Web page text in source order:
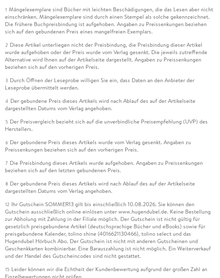
1 Mängelexemplare sind Bücher mit leichten Beschädigungen, die das Lesen aber nicht
einschränken. Mängelexemplare sind durch einen Stempel als solche gekennzeichnet.
Die frühere Buchpreisbindung ist aufgehoben. Angaben zu Preissenkungen beziehen
sich auf den gebundenen Preis eines mangelfreien Exemplars.
2 Diese Artikel unterliegen nicht der Preisbindung, die Preisbindung dieser Artikel
wurde aufgehoben oder der Preis wurde vom Verlag gesenkt. Die jeweils zutreffende
Alternative wird Ihnen auf der Artikelseite dargestellt. Angaben zu Preissenkungen
beziehen sich auf den vorherigen Preis.
3 Durch Öffnen der Leseprobe willigen Sie ein, dass Daten an den Anbieter der
Leseprobe übermittelt werden.
4 Der gebundene Preis dieses Artikels wird nach Ablauf des auf der Artikelseite
dargestellten Datums vom Verlag angehoben.
5 Der Preisvergleich bezieht sich auf die unverbindliche Preisempfehlung (UVP) des
Herstellers.
6 Der gebundene Preis dieses Artikels wurde vom Verlag gesenkt. Angaben zu
Preissenkungen beziehen sich auf den vorherigen Preis.
7 Die Preisbindung dieses Artikels wurde aufgehoben. Angaben zu Preissenkungen
beziehen sich auf den letzten gebundenen Preis.
8 Der gebundene Preis dieses Artikels wird nach Ablauf des auf der Artikelseite
dargestellten Datums vom Verlag angehoben.
12 Ihr Gutschein SOMMER13 gilt bis einschließlich 10.08.2026. Sie können den
Gutschein ausschließlich online einlösen unter www.hugendubel.de. Keine Bestellung
zur Abholung mit Zahlung in der Filiale möglich. Der Gutschein ist nicht gültig für
gesetzlich preisgebundene Artikel (deutschsprachige Bücher und eBooks) sowie für
preisgebundene Kalender, tolino shine (4016621130466), tolino select und das
Hugendubel Hörbuch Abo. Der Gutschein ist nicht mit anderen Gutscheinen und
Geschenkkarten kombinierbar. Eine Barauszahlung ist nicht möglich. Ein Weiterverkauf
und der Handel des Gutscheincodes sind nicht gestattet.
15 Leider können wir die Echtheit der Kundenbewertung aufgrund der großen Zahl an
Einzelbewertungen nicht prüfen.